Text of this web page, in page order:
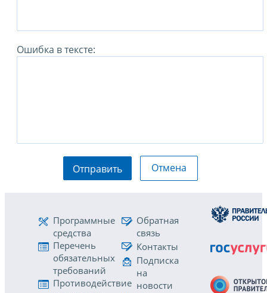
Ошибка в тексте:
Отправить Отмена
Программные
средства
Перечень
обязательных
требований
Противодействие
Обратная
связь
Контакты
Подписка
на
новости